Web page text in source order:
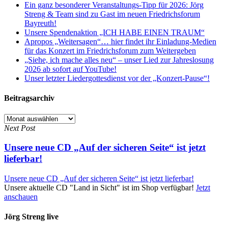
Ein ganz besonderer Veranstaltungs-Tipp für 2026: Jörg
Streng & Team sind zu Gast im neuen Friedrichsforum
Bayreuth!
Unsere Spendenaktion „ICH HABE EINEN TRAUM“
Apropos „Weitersagen“… hier findet ihr Einladung-Medien
für das Konzert im Friedrichsforum zum Weitergeben
„Siehe, ich mache alles neu“ – unser Lied zur Jahreslosung
2026 ab sofort auf YouTube!
Unser letzter Liedergottesdienst vor der „Konzert-Pause“!
Beitragsarchiv
Beitragsarchiv
Next Post
Unsere neue CD „Auf der sicheren Seite“ ist jetzt
lieferbar!
Unsere neue CD „Auf der sicheren Seite“ ist jetzt lieferbar!
Unsere aktuelle CD "Land in Sicht" ist im Shop verfügbar! Jetzt
anschauen
Jörg Streng live